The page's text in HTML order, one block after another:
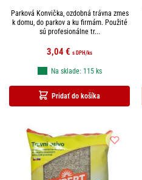
Parková Konvička, ozdobná trávna zmes
k domu, do parkov a ku firmám. Použité
sú profesionálne tr...
3,04 € s DPH /ks
Pridať do košíka
Na sklade: 115 ks